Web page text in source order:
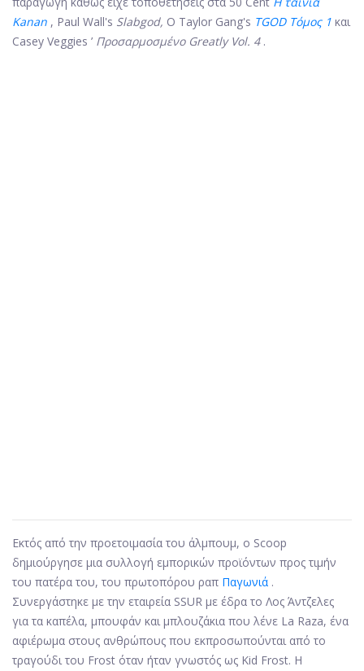
Kanan , Paul Wall's Slabgod, Ο Taylor Gang's TGOD Τόμος 1 και
Casey Veggies ’ Προσαρμοσμένο Greatly Vol. 4.
Εκτός από την προετοιμασία του άλμπουμ, ο Scoop
δημιούργησε μια συλλογή εμπορικών προϊόντων προς τιμήν
του πατέρα του, του πρωτοπόρου ραπ Παγωνιά .
Συνεργάστηκε με την εταιρεία SSUR με έδρα το Λος Άντζελες
για τα καπέλα, μπουφάν και μπλουζάκια που λένε La Raza, ένα
αφιέρωμα στους ανθρώπους που εκπροσωπούνται από το
τραγούδι του Frost όταν ήταν γνωστός ως Kid Frost. Η